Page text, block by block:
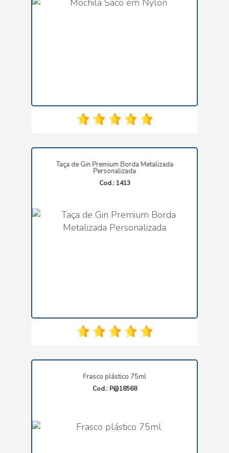
Taça de Gin Premium Borda Metalizada
Personalizada
Cod.: 1413
Frasco plástico 75ml
Cod.: P@18568